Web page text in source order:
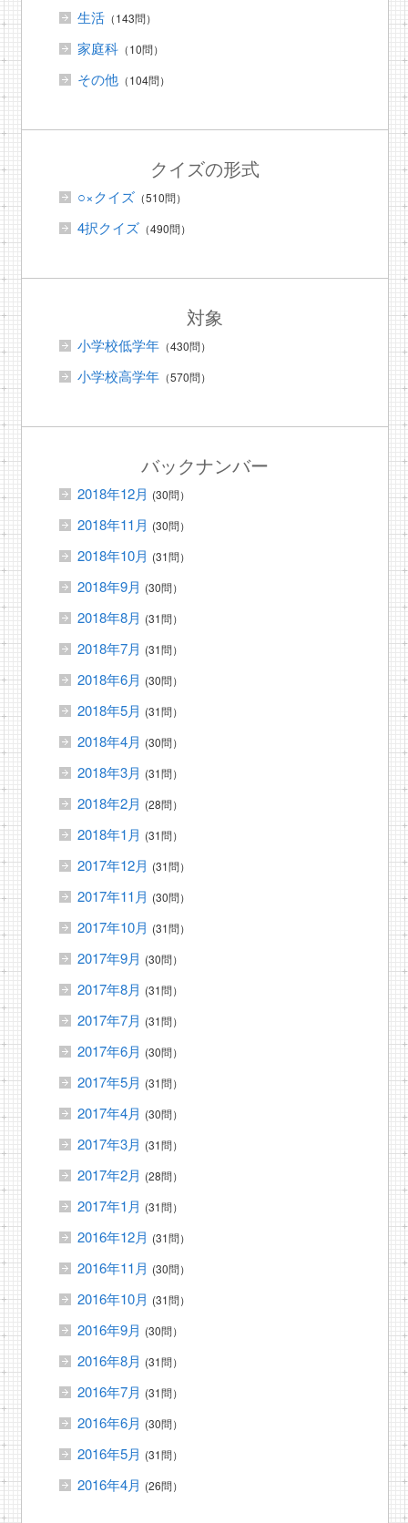
生活（143問）
家庭科（10問）
その他（104問）
クイズの形式
○×クイズ（510問）
4択クイズ（490問）
対象
小学校低学年（430問）
小学校高学年（570問）
バックナンバー
2018年12月 (30問）
2018年11月 (30問）
2018年10月 (31問）
2018年9月 (30問）
2018年8月 (31問）
2018年7月 (31問）
2018年6月 (30問）
2018年5月 (31問）
2018年4月 (30問）
2018年3月 (31問）
2018年2月 (28問）
2018年1月 (31問）
2017年12月 (31問）
2017年11月 (30問）
2017年10月 (31問）
2017年9月 (30問）
2017年8月 (31問）
2017年7月 (31問）
2017年6月 (30問）
2017年5月 (31問）
2017年4月 (30問）
2017年3月 (31問）
2017年2月 (28問）
2017年1月 (31問）
2016年12月 (31問）
2016年11月 (30問）
2016年10月 (31問）
2016年9月 (30問）
2016年8月 (31問）
2016年7月 (31問）
2016年6月 (30問）
2016年5月 (31問）
2016年4月 (26問）